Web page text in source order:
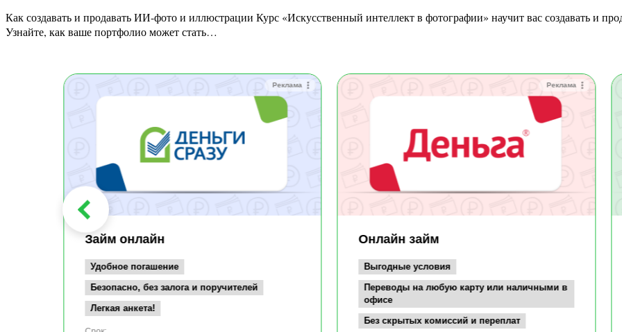
Как создавать и продавать ИИ-фото и иллюстрации Курс «Искусственный интеллект в фотографии» научит вас создавать и продавать AI-изображения на таких платформах, как Adobe Stock.
Узнайте, как ваше портфолио может стать…
Реклама
Займ онлайн
Удобное погашение
Безопасно, без залога и поручителей
Легкая анкета!
Реклама
Онлайн займ
Выгодные условия
Переводы на любую карту или наличными в
офисе
Без скрытых комиссий и переплат